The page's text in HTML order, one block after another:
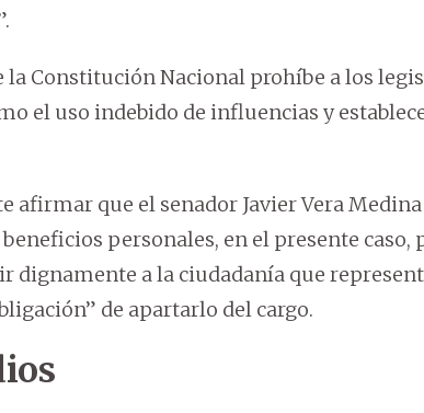
la Constitución Nacional prohíbe a los
el uso indebido de influencias y
afirmar que el senador Javier Vera
personales, en el presente caso,
dignamente a la ciudadanía que
de apartarlo del cargo.